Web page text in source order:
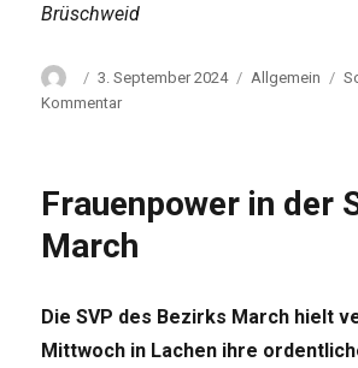
Brüschweid
AutorVeröffentlicht
am
3. September 2024 Kategorien
Allgemein
Kommentarzu
SVP
March
Frauenpower in der
March
Die SVP des Bezirks March hielt
Mittwoch in Lachen ihre